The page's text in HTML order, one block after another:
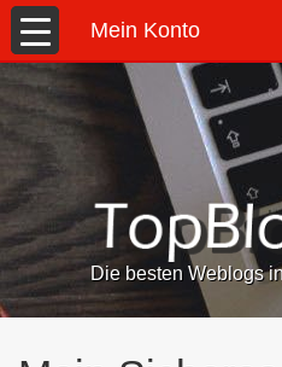
Mein Konto
Die besten Weblogs